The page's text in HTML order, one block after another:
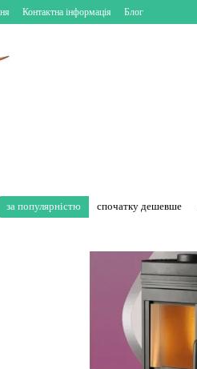
Контактна інформація Блог
за популярністю спочатку дешевше